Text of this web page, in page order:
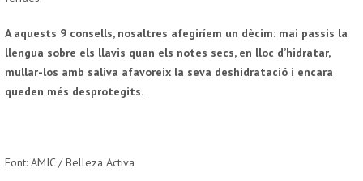
A aquests 9 consells, nosaltres afegiríem un dècim: mai passis la
llengua sobre els llavis quan els notes secs, en lloc d’hidratar,
mullar-los amb saliva afavoreix la seva deshidratació i encara
queden més desprotegits.
Font: AMIC / Belleza Activa